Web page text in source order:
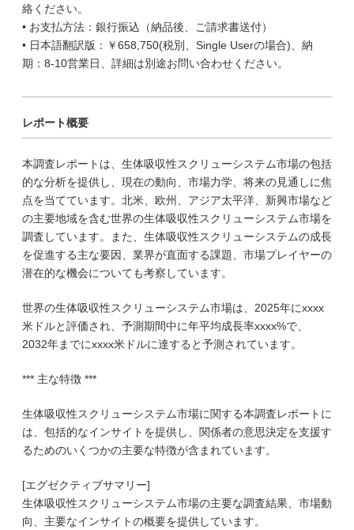
絡ください。
• お支払方法：銀行振込（納品後、ご請求書送付）
• 日本語翻訳版：￥658,750(税別、Single Userの場合)、納
期：8-10営業日、詳細は別途お問い合わせください。
レポート概要
本調査レポートは、生体吸収性スクリューシステム市場の包括
的な分析を提供し、現在の動向、市場力学、将来の見通しに焦
点を当てています。北米、欧州、アジア太平洋、新興市場など
の主要地域を含む世界の生体吸収性スクリューシステム市場を
調査しています。また、生体吸収性スクリューシステムの成長
を促進する主な要因、業界が直面する課題、市場プレイヤーの
潜在的な機会についても考察しています。
世界の生体吸収性スクリューシステム市場は、2025年にxxxx
米ドルと評価され、予測期間中に年平均成長率xxxx%で、
2032年までにxxxx米ドルに達すると予測されています。
*** 主な特徴 ***
生体吸収性スクリューシステム市場に関する本調査レポートに
は、包括的なインサイトを提供し、関係者の意思決定を支援す
るためのいくつかの主要な特徴が含まれています。
[エグゼクティブサマリー]
生体吸収性スクリューシステム市場の主要な調査結果、市場動
向、主要なインサイトの概要を提供しています。